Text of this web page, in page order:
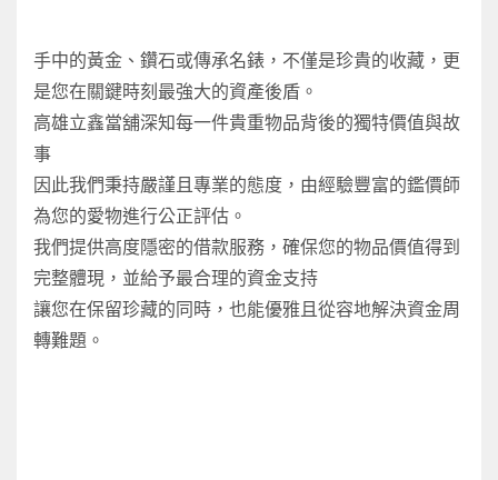
手中的黃金、鑽石或傳承名錶，不僅是珍貴的收藏，更
是您在關鍵時刻最強大的資產後盾。
高雄立鑫當舖深知每一件貴重物品背後的獨特價值與故
事
因此我們秉持嚴謹且專業的態度，由經驗豐富的鑑價師
為您的愛物進行公正評估。
我們提供高度隱密的借款服務，確保您的物品價值得到
完整體現，並給予最合理的資金支持
讓您在保留珍藏的同時，也能優雅且從容地解決資金周
轉難題。